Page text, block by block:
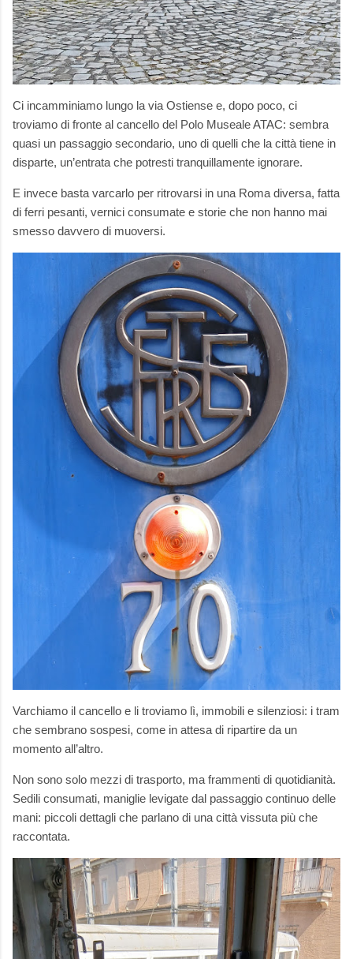
Ci incamminiamo lungo la via Ostiense e, dopo poco, ci
troviamo di fronte al cancello del Polo Museale ATAC: sembra
quasi un passaggio secondario, uno di quelli che la città tiene in
disparte, un’entrata che potresti tranquillamente ignorare.
E invece basta varcarlo per ritrovarsi in una Roma diversa, fatta
di ferri pesanti, vernici consumate e storie che non hanno mai
smesso davvero di muoversi.
Varchiamo il cancello e li troviamo lì, immobili e silenziosi: i tram
che sembrano sospesi, come in attesa di ripartire da un
momento all’altro.
Non sono solo mezzi di trasporto, ma frammenti di quotidianità.
Sedili consumati, maniglie levigate dal passaggio continuo delle
mani: piccoli dettagli che parlano di una città vissuta più che
raccontata.